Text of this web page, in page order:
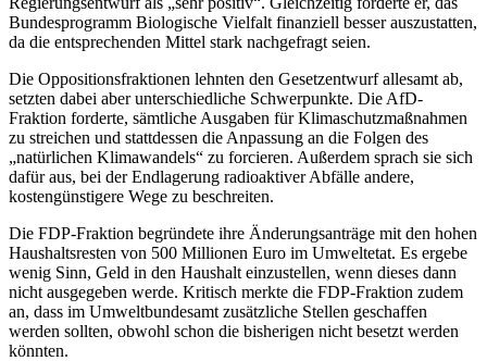
Bundesprogramm Biologische Vielfalt finanziell besser auszustatten,
da die entsprechenden Mittel stark nachgefragt seien.
Die Oppositionsfraktionen lehnten den Gesetzentwurf allesamt ab,
setzten dabei aber unterschiedliche Schwerpunkte. Die AfD-
Fraktion forderte, sämtliche Ausgaben für Klimaschutzmaßnahmen
zu streichen und stattdessen die Anpassung an die Folgen des
„natürlichen Klimawandels“ zu forcieren. Außerdem sprach sie sich
dafür aus, bei der Endlagerung radioaktiver Abfälle andere,
kostengünstigere Wege zu beschreiten.
Die FDP-Fraktion begründete ihre Änderungsanträge mit den hohen
Haushaltsresten von 500 Millionen Euro im Umweltetat. Es ergebe
wenig Sinn, Geld in den Haushalt einzustellen, wenn dieses dann
nicht ausgegeben werde. Kritisch merkte die FDP-Fraktion zudem
an, dass im Umweltbundesamt zusätzliche Stellen geschaffen
werden sollten, obwohl schon die bisherigen nicht besetzt werden
könnten.